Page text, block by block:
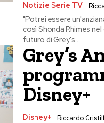
Notizie Serie TV
"Potrei essere
così Shonda Rhimes
futuro di Grey's...
Grey’s
Disney+
Disney+ Riccardo